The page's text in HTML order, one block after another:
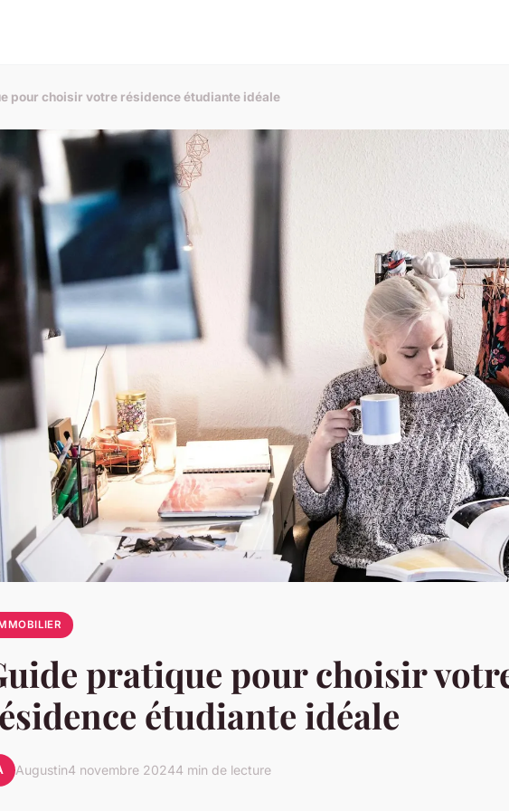
pour choisir votre résidence étudiante idéale
pratique pour choisir
étudiante idéale
Augustin4 novembre 20244 min de lecture